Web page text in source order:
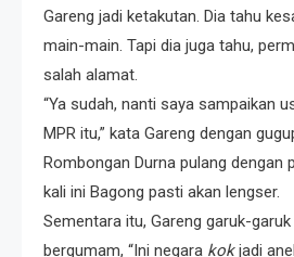
Gareng jadi ketakutan. Dia tahu
main-main. Tapi dia juga tahu,
salah alamat.
“Ya sudah, nanti saya sampaikan
MPR itu,” kata Gareng dengan
Rombongan Durna pulang dengan
kali ini Bagong pasti akan lengser.
Sementara itu, Gareng garuk-garuk
bergumam, “Ini negara kokjadi